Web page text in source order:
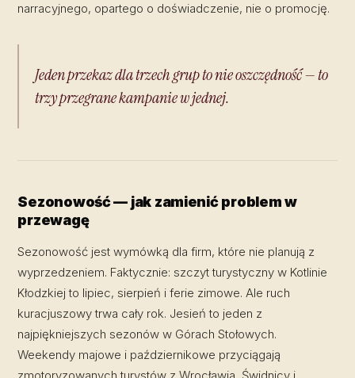
narracyjnego, opartego o doświadczenie, nie o promocję.
Jeden przekaz dla trzech grup to nie oszczędność — to
trzy przegrane kampanie w jednej.
Sezonowość — jak zamienić problem w
przewagę
Sezonowość jest wymówką dla firm, które nie planują z
wyprzedzeniem. Faktycznie: szczyt turystyczny w Kotlinie
Kłodzkiej to lipiec, sierpień i ferie zimowe. Ale ruch
kuracjuszowy trwa cały rok. Jesień to jeden z
najpiękniejszych sezonów w Górach Stołowych.
Weekendy majowe i październikowe przyciągają